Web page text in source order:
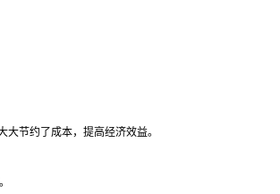
节约了成本，提高经济效益。